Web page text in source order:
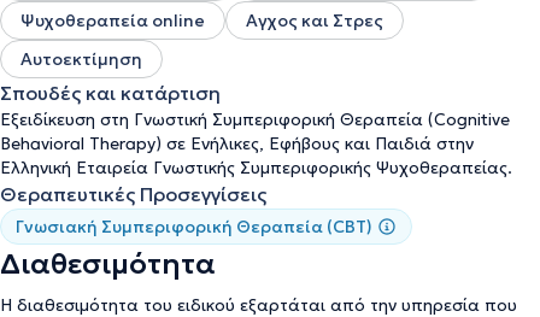
Ψυχοθεραπεία online
Αγχος και Στρες
Αυτοεκτίμηση
Σπουδές και κατάρτιση
Εξειδίκευση στη Γνωστική Συμπεριφορική Θεραπεία (Cognitive
Behavioral Therapy) σε Ενήλικες, Εφήβους και Παιδιά στην
Ελληνική Εταιρεία Γνωστικής Συμπεριφορικής Ψυχοθεραπείας.
Θεραπευτικές Προσεγγίσεις
Γνωσιακή Συμπεριφορική Θεραπεία (CBT)
Διαθεσιμότητα
Η διαθεσιμότητα του ειδικού εξαρτάται από την υπηρεσία που